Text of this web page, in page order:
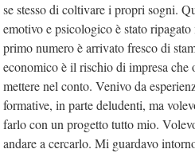
se stesso di coltivare i propri sogni.
emotivo e psicologico è stato
primo numero è arrivato fresco di
economico è il rischio di impresa che
mettere nel conto. Venivo da
formative, in parte deludenti, ma
farlo con un progetto tutto mio.
andare a cercarlo. Mi guardavo